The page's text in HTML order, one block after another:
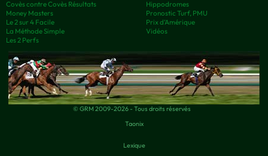
Covès contre Covès Résultats
Money Masters
Le 2 sur 4 Facile
La Méthode Simple
Les 2 Perfs
Hippodromes
Pronostic Turf, PMU
Prix d’Amérique
Vidéos
© GRM 2009-2026 - Tous droits réservés
Taonix
Lexique